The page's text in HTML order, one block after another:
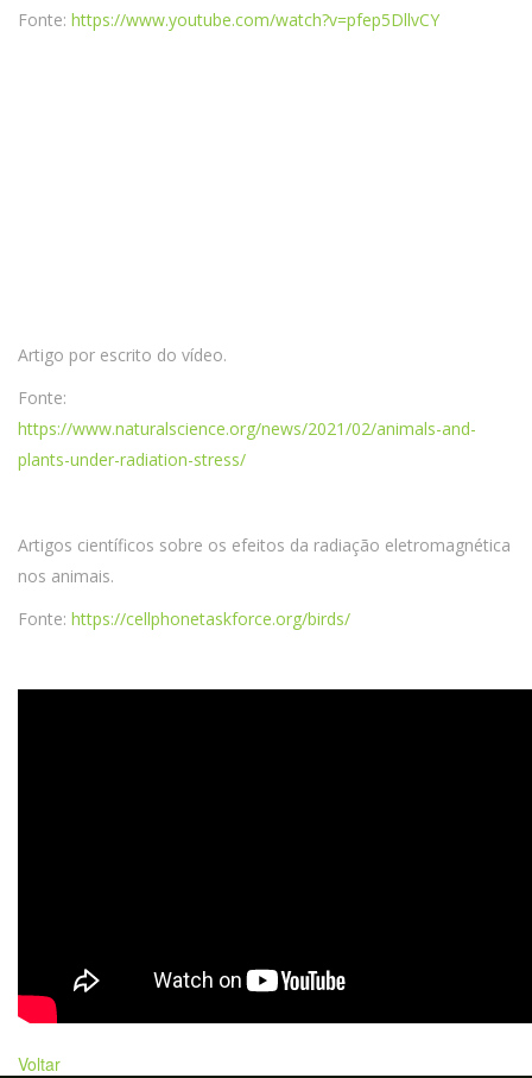
Fonte: https://www.youtube.com/watch?v=pfep5DllvCY
Artigo por escrito do vídeo.
Fonte:
https://www.naturalscience.org/news/2021/02/animals-and-
plants-under-radiation-stress/
Artigos científicos sobre os efeitos da radiação eletromagnética
nos animais.
Fonte: https://cellphonetaskforce.org/birds/
Voltar